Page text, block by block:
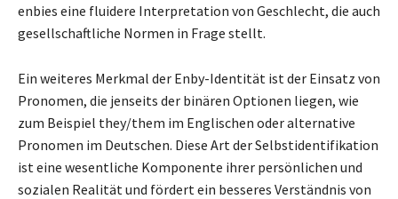
enbies eine fluidere Interpretation von Geschlecht, die auch
gesellschaftliche Normen in Frage stellt.
Ein weiteres Merkmal der Enby-Identität ist der Einsatz von
Pronomen, die jenseits der binären Optionen liegen, wie
zum Beispiel they/them im Englischen oder alternative
Pronomen im Deutschen. Diese Art der Selbstidentifikation
ist eine wesentliche Komponente ihrer persönlichen und
sozialen Realität und fördert ein besseres Verständnis von